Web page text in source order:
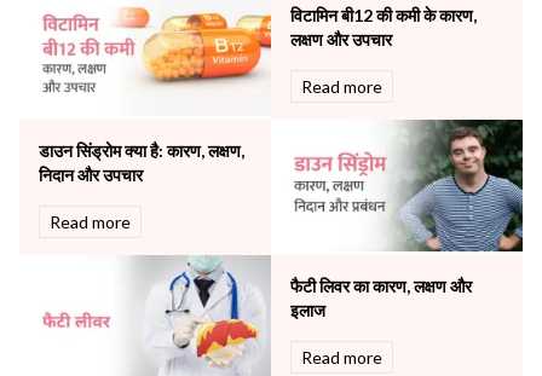
The Breast Centre
The Oncology Centre
Urology
Water Birthing
Women Wellness
विटामिन बी12 की कमी के कारण,
लक्षण और उपचार
Read more
डाउन सिंड्रोम क्या है: कारण, लक्षण,
निदान और उपचार
Read more
फैटी लिवर का कारण, लक्षण और
इलाज
Read more